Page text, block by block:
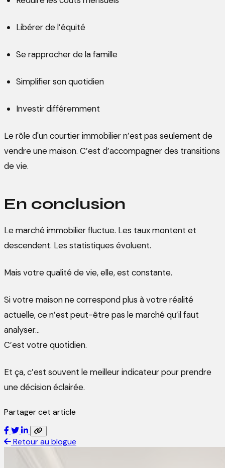
Libérer de l’équité
Se rapprocher de la famille
Simplifier son quotidien
Investir différemment
Le rôle d'un courtier immobilier n’est pas seulement de
vendre une maison. C’est d’accompagner des transitions
de vie.
En conclusion
Le marché immobilier fluctue. Les taux montent et
descendent. Les statistiques évoluent.
Mais votre qualité de vie, elle, est constante.
Si votre maison ne correspond plus à votre réalité
actuelle, ce n’est peut-être pas le marché qu’il faut
analyser…
C’est votre quotidien.
Et ça, c’est souvent le meilleur indicateur pour prendre
une décision éclairée.
Partager cet article
Retour au blogue